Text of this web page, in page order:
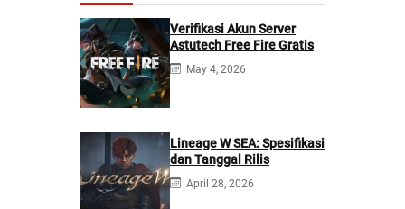
Verifikasi Akun Server
Astutech Free Fire Gratis
May 4, 2026
Lineage W SEA: Spesifikasi
dan Tanggal Rilis
April 28, 2026